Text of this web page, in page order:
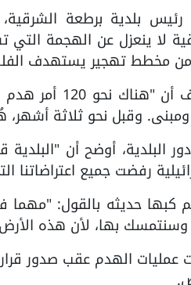
بلدية برطعة
لا ينعزل عن الهجمة التي
مخطط تهجير يستهدف
ومبنى. وقبل نحو ثلاثة
البلدية، أوضح أن
رفضت جميع
كبها حديثه بالقول:
وسنتمسك بها، لأن هذه
عمليات الهدم عقب صدور